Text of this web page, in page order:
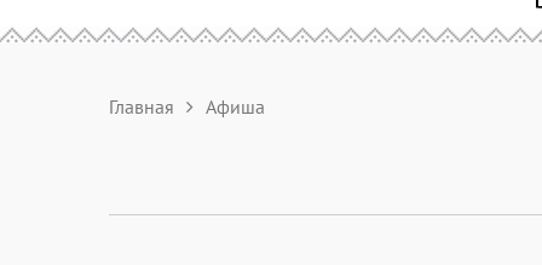
Главная Афиша